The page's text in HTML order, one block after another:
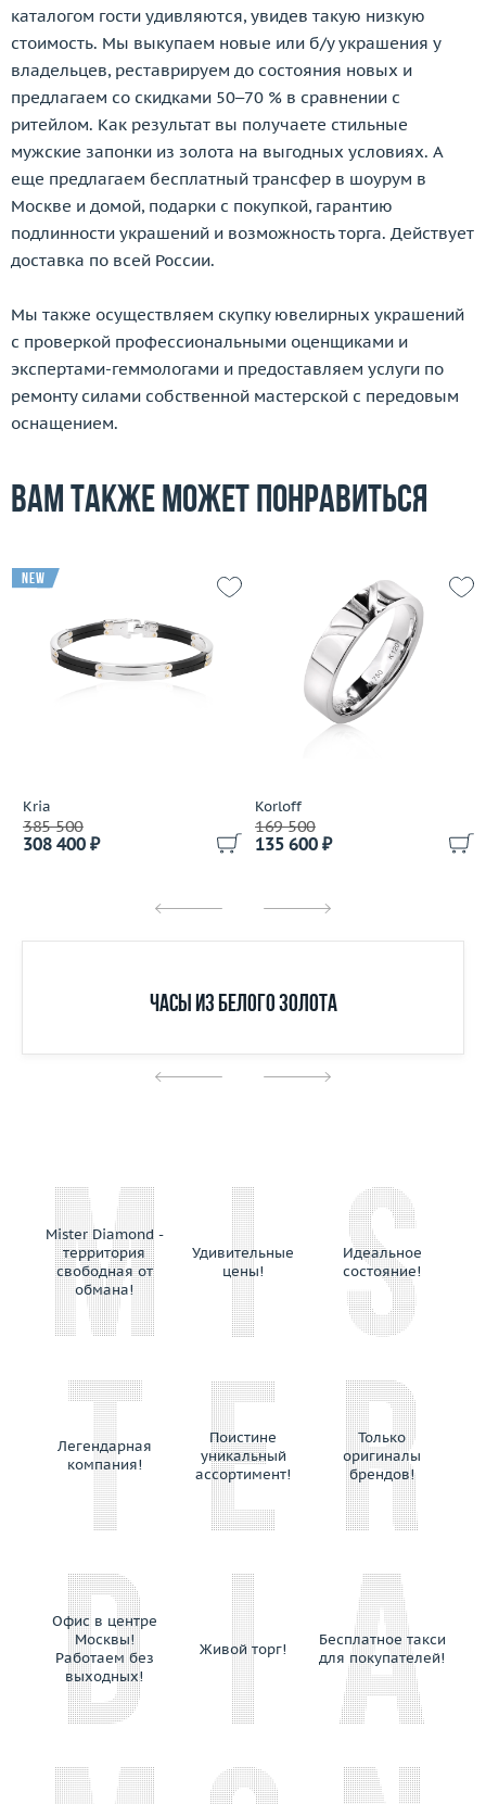
каталогом гости удивляются, увидев такую низкую
стоимость. Мы выкупаем новые или б/у украшения у
владельцев, реставрируем до состояния новых и
предлагаем со скидками 50–70 % в сравнении с
ритейлом. Как результат вы получаете стильные
мужские запонки из золота на выгодных условиях. А
еще предлагаем бесплатный трансфер в шоурум в
Москве и домой, подарки с покупкой, гарантию
подлинности украшений и возможность торга. Действует
доставка по всей России.
Мы также осуществляем скупку ювелирных украшений
с проверкой профессиональными оценщиками и
экспертами-геммологами и предоставляем услуги по
ремонту силами собственной мастерской с передовым
оснащением.
Вам также может понравиться
Kria
385 500
308 400 ₽
new
Korloff
169 500
135 600 ₽
Часы из белого золота
Mister Diamond -
территория
свободная от
обмана!
Удивительные
цены!
Идеальное
состояние!
Легендарная
компания!
Поистине
уникальный
ассортимент!
Только
оригиналы
брендов!
Офис в центре
Москвы!
Работаем без
выходных!
Живой торг!
Бесплатное такси
для покупателей!